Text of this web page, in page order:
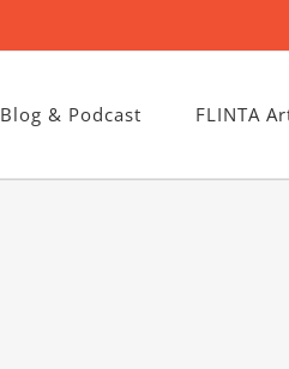
Blog & Podcast FLINTA